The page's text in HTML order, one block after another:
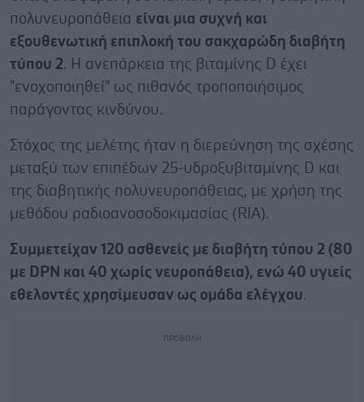
πολυνευροπάθεια είναι μια συχνή και
εξουθενωτική επιπλοκή του σακχαρώδη διαβήτη
τύπου 2. Η ανεπάρκεια της βιταμίνης D έχει
"ενοχοποιηθεί" ως πιθανός τροποποιήσιμος
παράγοντας κινδύνου.
Στόχος της μελέτης ήταν η διερεύνηση της σχέσης
μεταξύ των επιπέδων 25-υδροξυβιταμίνης D και
της διαβητικής πολυνευροπάθειας, με χρήση της
μεθόδου ραδιοανοσοδοκιμασίας (RIA).
Συμμετείχαν 120 ασθενείς με διαβήτη τύπου 2 (80
με DPN και 40 χωρίς νευροπάθεια), ενώ 40 υγιείς
εθελοντές χρησίμευσαν ως ομάδα ελέγχου.